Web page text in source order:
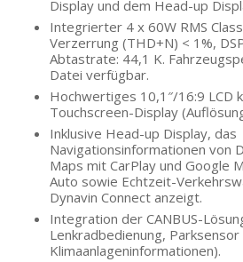
Display und dem Head-up
Integrierter 4 x 60W RMS
Verzerrung (THD+N) < 1%,
Abtastrate: 44,1 K.
Datei verfügbar.
Hochwertiges 10,1″/16:9 LCD
Touchscreen-Display
Inklusive Head-up Display, das
Navigationsinformationen von
Maps mit CarPlay und Google
Auto sowie Echtzeit-
Dynavin Connect anzeigt.
Integration der CANBUS-
Lenkradbedienung, Parksensor
Klimaanlageninformationen).